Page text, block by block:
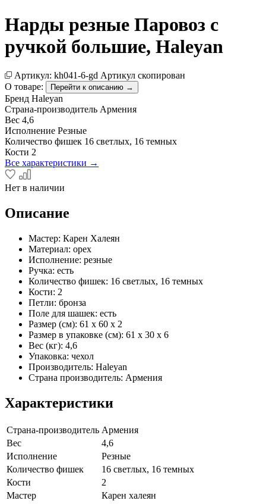
Нарды резные Паровоз с
ручкой большие, Haleyan
Артикул: kh041-6-gd Артикул скопирован
О товаре:
Перейти к описанию →
Бренд Haleyan
Страна-производитель Армения
Вес 4,6
Исполнение Резные
Количество фишек 16 светлых, 16 темных
Кости 2
Все характеристики →
Нет в наличии
Описание
Мастер: Карен Халеян
Материал: орех
Исполнение: резные
Ручка: есть
Количество фишек: 16 светлых, 16 темных
Кости: 2
Петли: бронза
Поле для шашек: есть
Размер (см): 61 х 60 х 2
Размер в упаковке (см): 61 х 30 х 6
Вес (кг): 4,6
Упаковка: чехол
Производитель: Haleyan
Страна производитель: Армения
Характеристики
Страна-производитель Армения
Вес
4,6
Исполнение
Резные
Количество фишек
16 светлых, 16 темных
Кости
2
Мастер
Карен халеян